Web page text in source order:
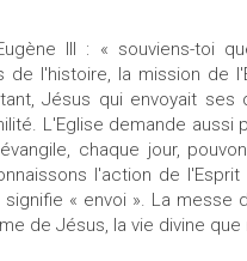
III : « souviens-toi
l'histoire, la mission de
Jésus qui envoyait
L'Eglise demande
chaque jour,
l'action de
« envoi ». La
de Jésus, la vie divine